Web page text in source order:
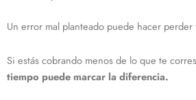
Un error mal planteado puede hacer perder
Si estás cobrando menos de lo que te
tiempo puede marcar la diferencia.